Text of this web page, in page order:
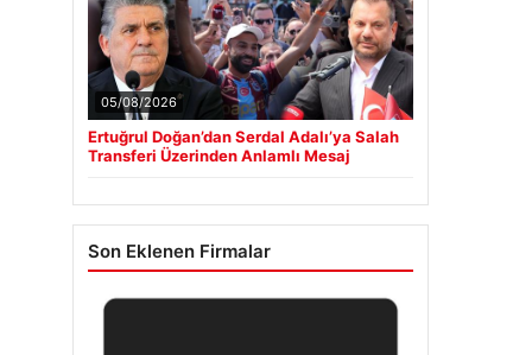
05/08/2026
Ertuğrul Doğan’dan Serdal Adalı’ya Salah
Transferi Üzerinden Anlamlı Mesaj
Son Eklenen Firmalar